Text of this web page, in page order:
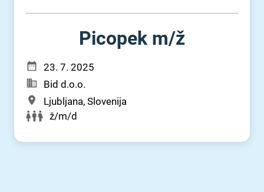
Picopek m⁠/⁠ž
23. 7. 2025
Bid d.o.o.
Ljubljana, Slovenija
ž/m/d